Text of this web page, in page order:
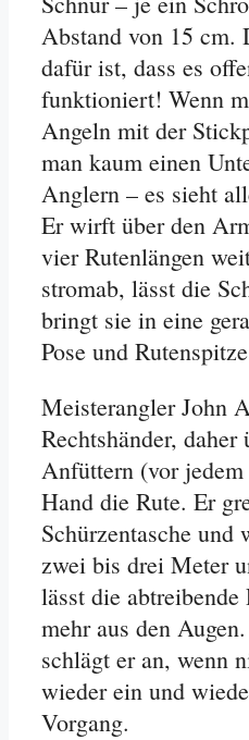
Abstand von 15 cm.
dafür ist, dass es
funktioniert! Wenn
Angeln mit der
man kaum einen
Anglern – es sieht
Er wirft über den
vier Rutenlängen
stromab, lässt die
bringt sie in eine
Pose und
Meisterangler John
Rechtshänder,
Anfüttern (vor
Hand die Rute. Er
Schürzentasche
zwei bis drei Meter
lässt die abtreibende
mehr aus den
schlägt er an, wenn
wieder ein und
Vorgang.